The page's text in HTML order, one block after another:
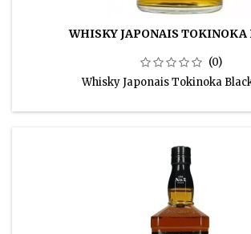
WHISKY JAPONAIS TOKINOKA
(0)
Whisky Japonais Tokinoka